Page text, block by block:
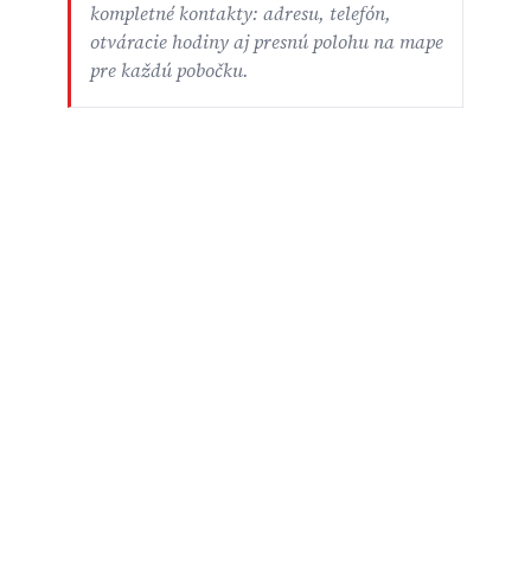
kompletné kontakty: adresu, telefón,
otváracie hodiny aj presnú polohu na mape
pre každú pobočku.